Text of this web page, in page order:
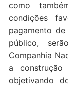
como
condições
pagamento
público,
Companhia
a
objetivando